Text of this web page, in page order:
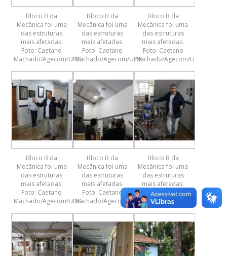
Bloco B da
Mecânica foi uma
das estruturas
mais afetadas.
Foto: Caetano
Machado/Agecom/UFSC
Bloco B da
Mecânica foi uma
das estruturas
mais afetadas.
Foto: Caetano
Machado/Agecom/UFSC
Bloco B da
Mecânica foi uma
das estruturas
mais afetadas.
Foto: Caetano
Machado/Agecom/UFSC
Bloco B da
Mecânica foi uma
das estruturas
mais afetadas.
Foto: Caetano
Machado/Agecom/UFSC
Bloco B da
Mecânica foi uma
das estruturas
mais afetadas.
Foto: Caetano
Machado/Agecom/UFSC
Bloco B da
Mecânica foi uma
das estruturas
mais afetadas.
Foto: Caetano
Machado/Agecom/UFSC